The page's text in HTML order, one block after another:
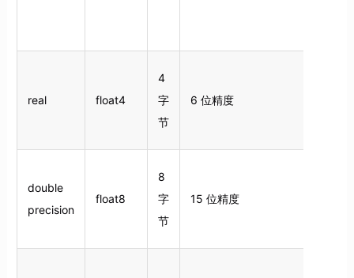
real float4
4
字
节
6 位精度
double
precision
float8
8
字
节
15 位精度